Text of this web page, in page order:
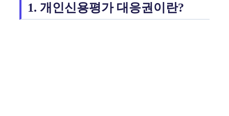
1. 개인신용평가 대응권이란?